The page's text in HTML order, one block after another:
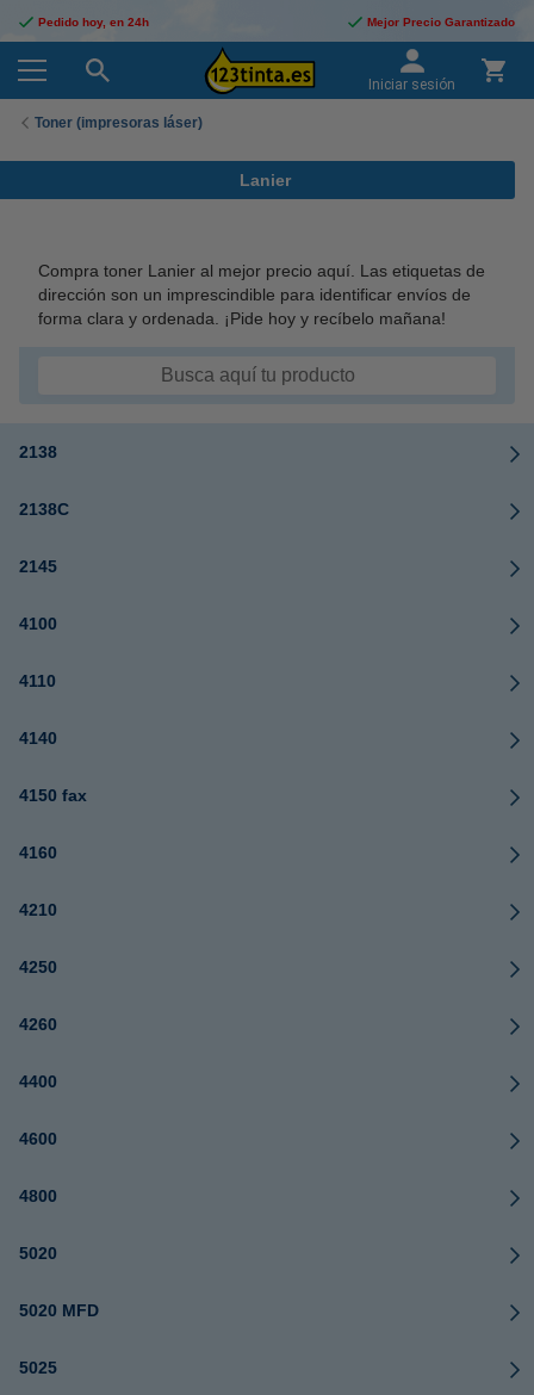
Pedido hoy, en 24h Mejor Precio Garantizado
Iniciar sesión
Toner (impresoras láser)
Lanier
Compra toner Lanier al mejor precio aquí. Las etiquetas de
dirección son un imprescindible para identificar envíos de
forma clara y ordenada.
¡Pide hoy y recíbelo mañana!
2138
2138C
2145
4100
4110
4140
4150 fax
4160
4210
4250
4260
4400
4600
4800
5020
5020 MFD
5025